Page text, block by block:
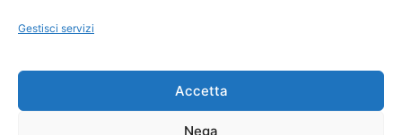
Gestisci servizi
Accetta
Nega
Copyright 2026 NotiziePlus.com